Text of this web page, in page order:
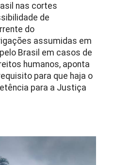
nas cortes
de
do
assumidas em
Brasil em casos de
humanos, aponta
para que haja o
para a Justiça